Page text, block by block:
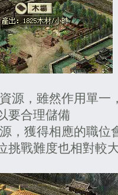
，雖然作用單一
要合理儲備
獲得相應的職位
挑戰難度也相對較